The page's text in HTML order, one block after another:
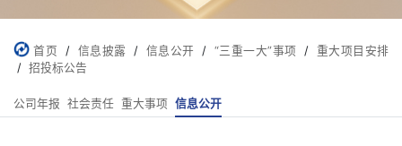
首页 / 信息披露 / 信息公开 / “三重一大”事项 / 重大项目安排
/ 招投标公告
公司年报 社会责任 重大事项 信息公开